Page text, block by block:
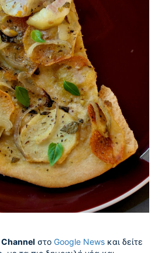
στο Google News και δείτε